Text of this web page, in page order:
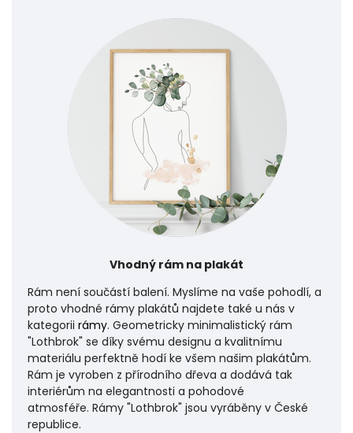
Vhodný rám na plakát
Rám není součástí balení. Myslíme na vaše pohodlí, a
proto vhodné rámy plakátů najdete také u nás v
kategorii rámy. Geometricky minimalistický rám
"Lothbrok" se díky svému designu a kvalitnímu
materiálu perfektně hodí ke všem našim plakátům.
Rám je vyroben z přírodního dřeva a dodává tak
interiérům na elegantnosti a pohodové
atmosféře. Rámy "Lothbrok" jsou vyráběny v České
republice.